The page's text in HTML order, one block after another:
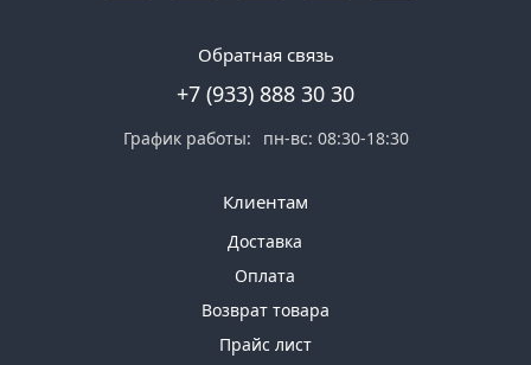
Обратная связь
+7 (933) 888 30 30
График работы: пн-вс: 08:30-18:30
Клиентам
Доставка
Оплата
Возврат товара
Прайс лист